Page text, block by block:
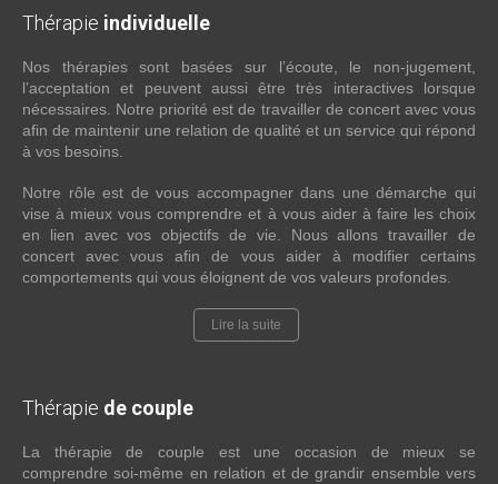
Thérapie individuelle
Nos thérapies sont basées sur l’écoute, le non-jugement,
l’acceptation et peuvent aussi être très interactives lorsque
nécessaires. Notre priorité est de travailler de concert avec vous
afin de maintenir une relation de qualité et un service qui répond
à vos besoins.
Notre rôle est de vous accompagner dans une démarche qui
vise à mieux vous comprendre et à vous aider à faire les choix
en lien avec vos objectifs de vie. Nous allons travailler de
concert avec vous afin de vous aider à modifier certains
comportements qui vous éloignent de vos valeurs profondes.
Lire la suite
Thérapie de couple
La thérapie de couple est une occasion de mieux se
comprendre soi-même en relation et de grandir ensemble vers